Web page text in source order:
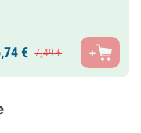
74€ 7,49€